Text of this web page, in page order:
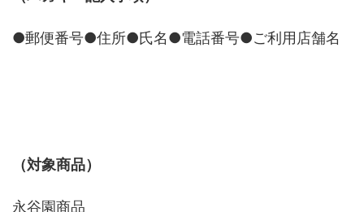
●郵便番号●住所●氏名●電話番号●ご利用店舗名
（対象商品）
永谷園商品